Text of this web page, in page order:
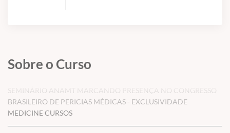
Sobre o Curso
SEMINÁRIO ANAMT MARCANDO PRESENÇA NO CONGRESSO
BRASILEIRO DE PERICIAS MÉDICAS - EXCLUSIVIDADE
MEDICINE CURSOS